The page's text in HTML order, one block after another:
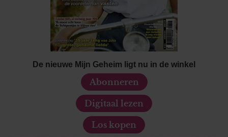
informatie die u aan ze heeft verstrekt of die ze hebben
verzameld op basis van uw gebruik van hun services. U
gaat akkoord met onze cookies als u onze website blijft
De nieuwe Mijn Geheim ligt nu in de winkel
Abonneren
Digitaal lezen
Los kopen